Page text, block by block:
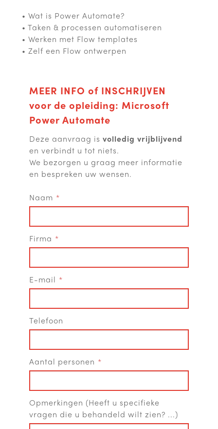
• Wat is Power Automate?
• Taken & processen automatiseren
• Werken met Flow templates
• Zelf een Flow ontwerpen
MEER INFO of INSCHRIJVEN
voor de opleiding: Microsoft
Power Automate
Deze aanvraag is volledig vrijblijvend
en verbindt u tot niets.
We bezorgen u graag meer informatie
en bespreken uw wensen.
Naam
Firma
E-mail
Telefoon
Aantal personen
Opmerkingen (Heeft u specifieke
vragen die u behandeld wilt zien? ...)